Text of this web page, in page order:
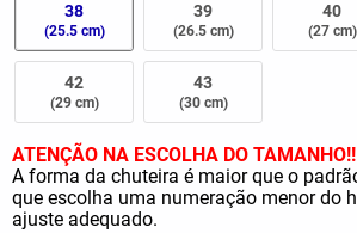
38
(25.5 cm)
39
(26.5 cm)
40
(27 cm)
42
(29 cm)
43
(30 cm)
ATENÇÃO NA ESCOLHA DO TAMANHO!!
A forma da chuteira é maior que o
que escolha uma numeração menor do
ajuste adequado.